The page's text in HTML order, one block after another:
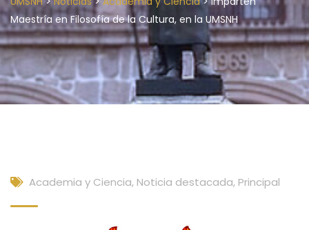
Maestría en Filosofía de la Cultura, en la UMSNH
Academia y Ciencia, Noticia destacada, Principal